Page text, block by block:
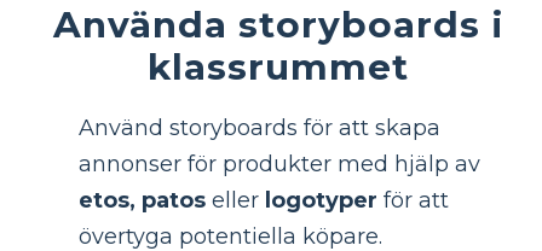
Använda storyboards i
klassrummet
Använd storyboards för att skapa
annonser för produkter med hjälp av
etos, patos eller logotyper för att
övertyga potentiella köpare.